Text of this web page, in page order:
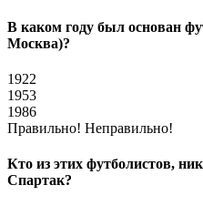
В каком году был основан
Москва)?
1922
1953
1986
Правильно! Неправильно!
Кто из этих футболистов,
Спартак?